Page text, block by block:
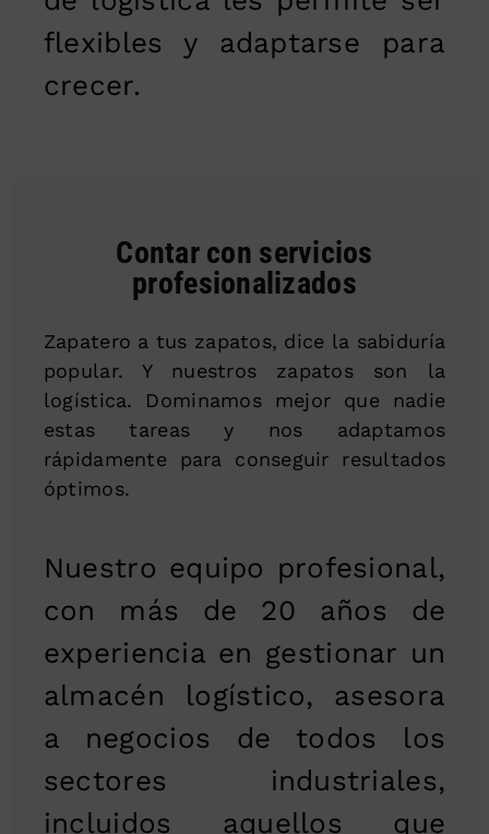
flexibles y adaptarse para
crecer.
Contar con servicios
profesionalizados
Zapatero a tus zapatos, dice la sabiduría
popular. Y nuestros zapatos son la
logística. Dominamos mejor que nadie
estas tareas y nos adaptamos
rápidamente para conseguir resultados
óptimos.
Nuestro equipo profesional,
con más de 20 años de
experiencia en gestionar un
almacén logístico, asesora
a negocios de todos los
sectores industriales,
incluidos aquellos que